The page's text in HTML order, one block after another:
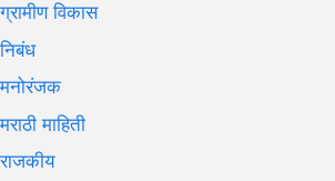
ग्रामीण विकास
निबंध
मनोरंजक
मराठी माहिती
राजकीय